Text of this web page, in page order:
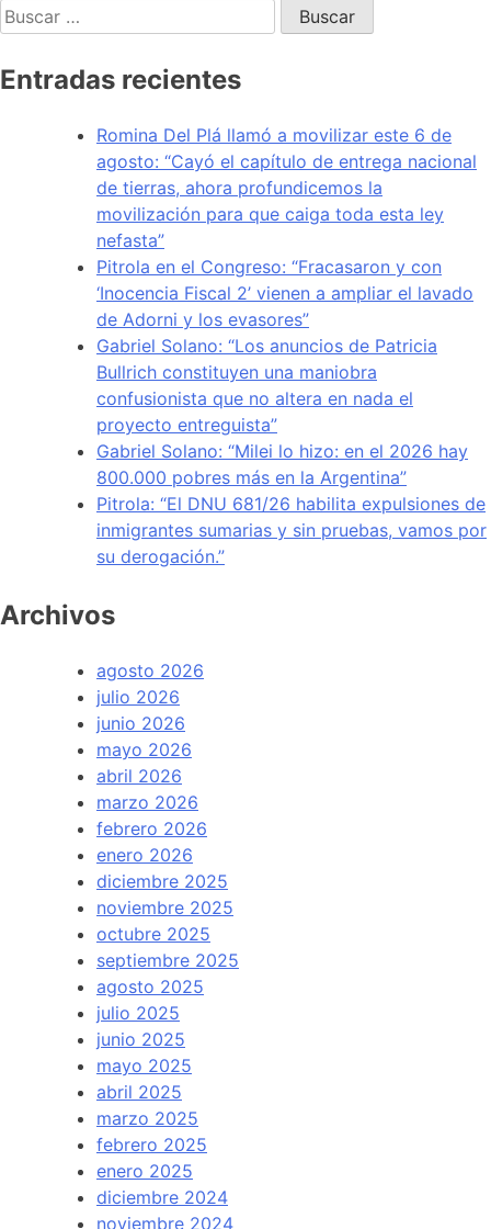
Entradas recientes
Romina Del Plá llamó a movilizar este 6 de
agosto: “Cayó el capítulo de entrega nacional
de tierras, ahora profundicemos la
movilización para que caiga toda esta ley
nefasta”
Pitrola en el Congreso: “Fracasaron y con
‘Inocencia Fiscal 2’ vienen a ampliar el lavado
de Adorni y los evasores”
Gabriel Solano: “Los anuncios de Patricia
Bullrich constituyen una maniobra
confusionista que no altera en nada el
proyecto entreguista”
Gabriel Solano: “Milei lo hizo: en el 2026 hay
800.000 pobres más en la Argentina”
Pitrola: “El DNU 681/26 habilita expulsiones de
inmigrantes sumarias y sin pruebas, vamos por
su derogación.”
Archivos
agosto 2026
julio 2026
junio 2026
mayo 2026
abril 2026
marzo 2026
febrero 2026
enero 2026
diciembre 2025
noviembre 2025
octubre 2025
septiembre 2025
agosto 2025
julio 2025
junio 2025
mayo 2025
abril 2025
marzo 2025
febrero 2025
enero 2025
diciembre 2024
noviembre 2024